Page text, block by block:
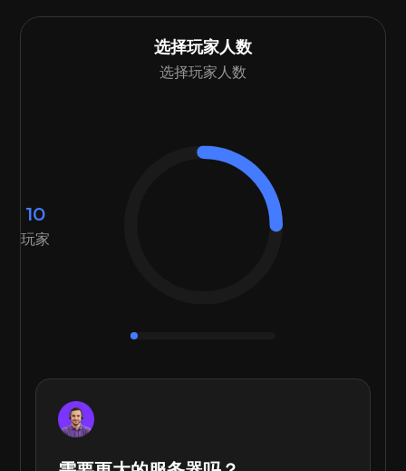
选择玩家人数
选择玩家人数
10
玩家